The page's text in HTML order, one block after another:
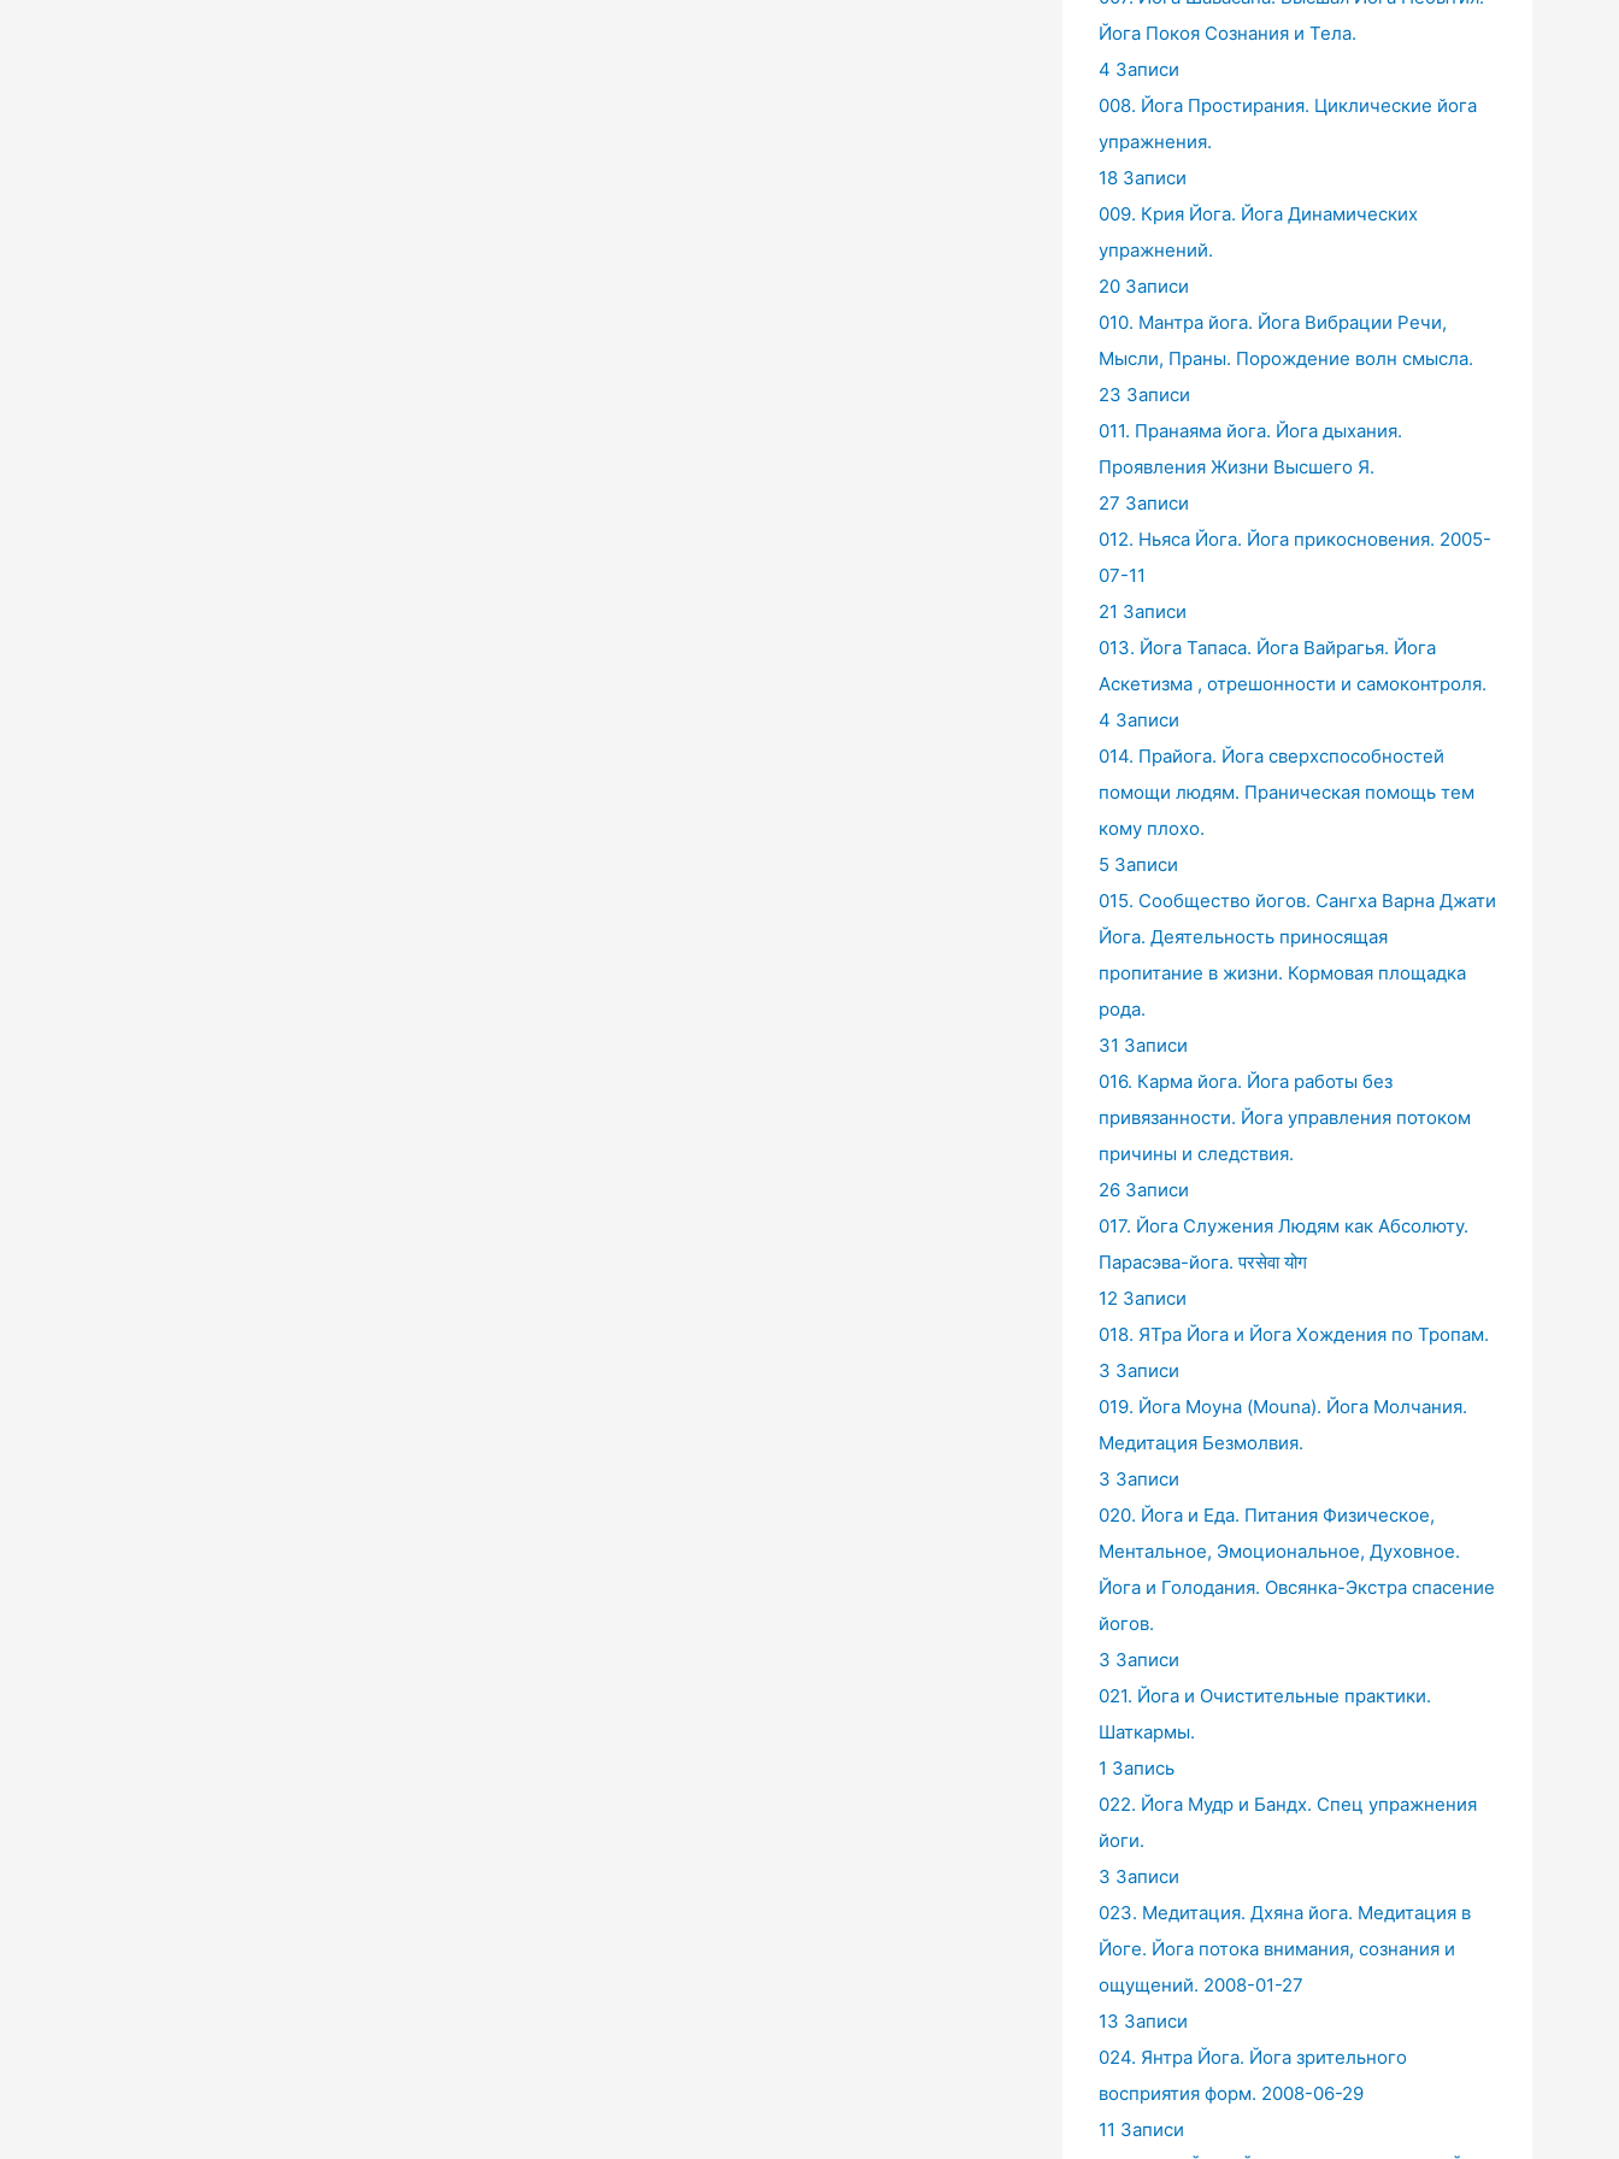
Йога Покоя Сознания и Тела.
4 Записи
008. Йога Простирания. Циклические йога
упражнения.
18 Записи
009. Крия Йога. Йога Динамических
упражнений.
20 Записи
010. Мантра йога. Йога Вибрации Речи,
Мысли, Праны. Порождение волн смысла.
23 Записи
011. Пранаяма йога. Йога дыхания.
Проявления Жизни Высшего Я.
27 Записи
012. Ньяса Йога. Йога прикосновения. 2005-
07-11
21 Записи
013. Йога Тапаса. Йога Вайрагья. Йога
Аскетизма , отрешонности и самоконтроля.
4 Записи
014. Прайога. Йога сверхспособностей
помощи людям. Праническая помощь тем
кому плохо.
5 Записи
015. Сообщество йогов. Сангха Варна Джати
Йога. Деятельность приносящая
пропитание в жизни. Кормовая площадка
рода.
31 Записи
016. Карма йога. Йога работы без
привязанности. Йога управления потоком
причины и следствия.
26 Записи
017. Йога Служения Людям как Абсолюту.
Парасэва-йога. परसेवा योग
12 Записи
018. ЯТра Йога и Йога Хождения по Тропам.
3 Записи
019. Йога Моуна (Mouna). Йога Молчания.
Медитация Безмолвия.
3 Записи
020. Йога и Еда. Питания Физическое,
Ментальное, Эмоциональное, Духовное.
Йога и Голодания. Овсянка-Экстра спасение
йогов.
3 Записи
021. Йога и Очистительные практики.
Шаткармы.
1 Запись
022. Йога Мудр и Бандх. Спец упражнения
йоги.
3 Записи
023. Медитация. Дхяна йога. Медитация в
Йоге. Йога потока внимания, сознания и
ощущений. 2008-01-27
13 Записи
024. Янтра Йога. Йога зрительного
восприятия форм. 2008-06-29
11 Записи